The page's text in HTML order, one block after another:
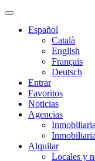
Español
Català
English
Français
Deutsch
Entrar
Favoritos
Noticias
Agencias
Alquilar
Locales y